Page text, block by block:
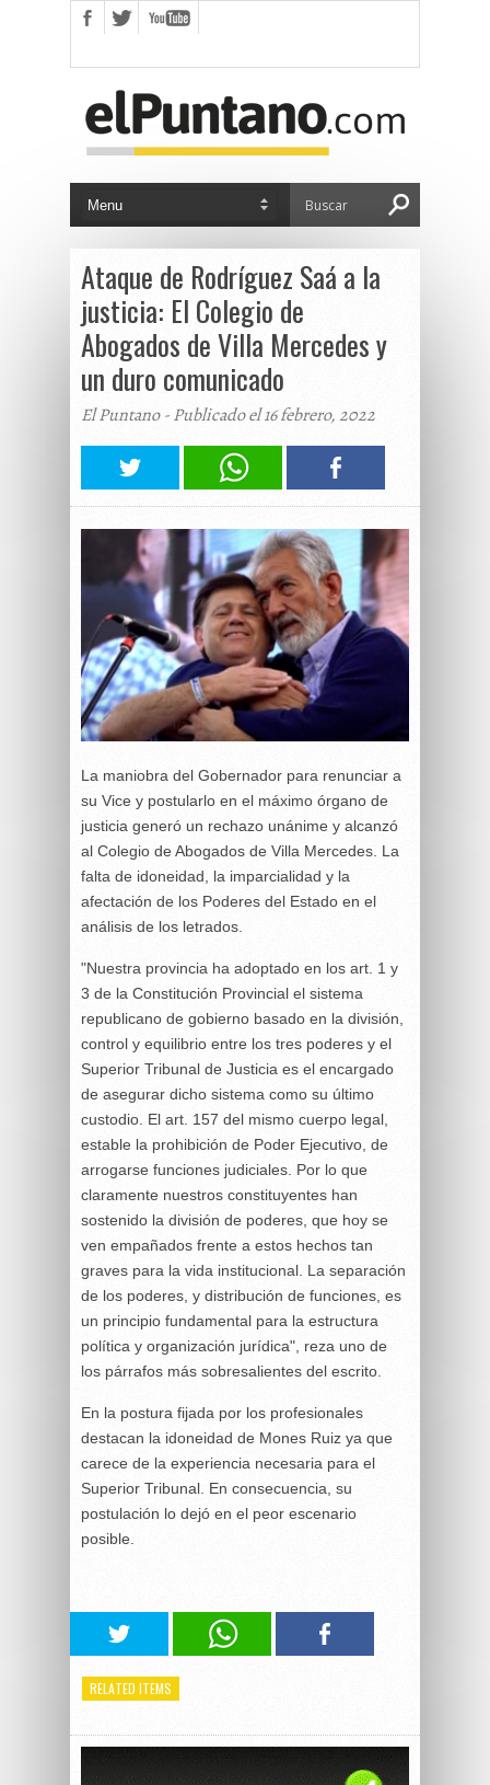
Ataque de Rodríguez Saá a la
justicia: El Colegio de
Abogados de Villa Mercedes y
un duro comunicado
El Puntano - Publicado el 16 febrero, 2022
La maniobra del Gobernador para renunciar a
su Vice y postularlo en el máximo órgano de
justicia generó un rechazo unánime y alcanzó
al Colegio de Abogados de Villa Mercedes. La
falta de idoneidad, la imparcialidad y la
afectación de los Poderes del Estado en el
análisis de los letrados.
"Nuestra provincia ha adoptado en los art. 1 y
3 de la Constitución Provincial el sistema
republicano de gobierno basado en la división,
control y equilibrio entre los tres poderes y el
Superior Tribunal de Justicia es el encargado
de asegurar dicho sistema como su último
custodio. El art. 157 del mismo cuerpo legal,
estable la prohibición de Poder Ejecutivo, de
arrogarse funciones judiciales. Por lo que
claramente nuestros constituyentes han
sostenido la división de poderes, que hoy se
ven empañados frente a estos hechos tan
graves para la vida institucional. La separación
de los poderes, y distribución de funciones, es
un principio fundamental para la estructura
política y organización jurídica", reza uno de
los párrafos más sobresalientes del escrito.
En la postura fijada por los profesionales
destacan la idoneidad de Mones Ruiz ya que
carece de la experiencia necesaria para el
Superior Tribunal. En consecuencia, su
postulación lo dejó en el peor escenario
posible.
RELATED ITEMS